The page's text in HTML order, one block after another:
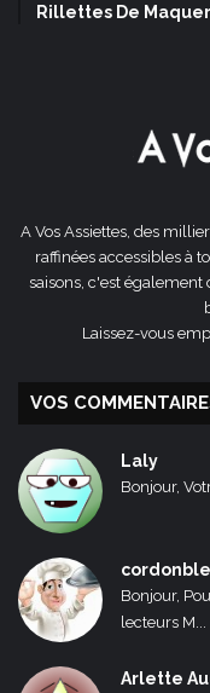
Rillettes De
A Vos Assiettes, des
raffinées accessibles à
saisons, c'est
Laissez-vous
VOS
Laly
Bonjour,
Bonjour,
lecteurs M...
Arlette